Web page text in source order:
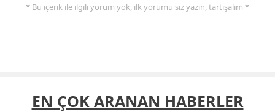
* Bu içerik ile ilgili yorum yok, ilk yorumu siz yazın, tartışalım *
EN ÇOK ARANAN HABERLER